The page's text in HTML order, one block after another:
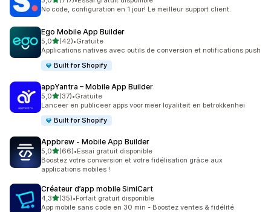
717 avis au total
No code, configuration en 1 jour! Le meilleur support client.
Ego Mobile App Builder
5,0étoile(s) sur 5
(42)
42 avis au total
•Gratuite
Applications natives avec outils de conversion et notifications push
Built for Shopify
appYantra – Mobile App Builder
5,0étoile(s) sur 5
(37)
37 avis au total
•Gratuite
Lanceer en publiceer apps voor meer loyaliteit en betrokkenhei
Built for Shopify
Appbrew ‑ Mobile App Builder
5,0étoile(s) sur 5
(66)
66 avis au total
•Essai gratuit disponible
Boostez votre conversion et votre fidélisation grâce aux
applications mobiles !
Créateur d’app mobile SimiCart
4,3étoile(s) sur 5
(35)
35 avis au total
•Forfait gratuit disponible
App mobile sans code en 30 min - Boostez ventes & fidélité